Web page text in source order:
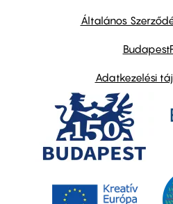
Általános
Adatkezelési